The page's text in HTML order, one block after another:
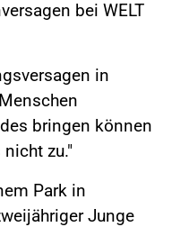
bei WELT
in
bringen können
zu."
Park in
Junge